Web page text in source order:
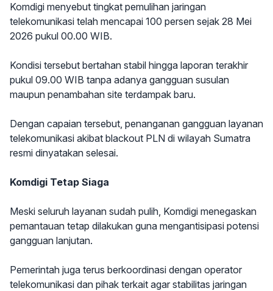
Komdigi menyebut tingkat pemulihan jaringan
telekomunikasi telah mencapai 100 persen sejak 28 Mei
2026 pukul 00.00 WIB.
Kondisi tersebut bertahan stabil hingga laporan terakhir
pukul 09.00 WIB tanpa adanya gangguan susulan
maupun penambahan site terdampak baru.
Dengan capaian tersebut, penanganan gangguan layanan
telekomunikasi akibat blackout PLN di wilayah Sumatra
resmi dinyatakan selesai.
Komdigi Tetap Siaga
Meski seluruh layanan sudah pulih, Komdigi menegaskan
pemantauan tetap dilakukan guna mengantisipasi potensi
gangguan lanjutan.
Pemerintah juga terus berkoordinasi dengan operator
telekomunikasi dan pihak terkait agar stabilitas jaringan